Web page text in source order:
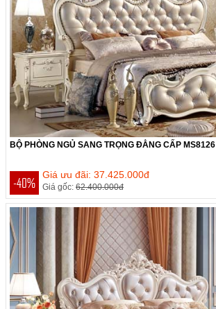
BỘ PHÒNG NGỦ SANG TRỌNG ĐẲNG CẤP MS8126
-40% Giá ưu đãi: 37.425.000đ
Giá gốc: 62.400.000đ